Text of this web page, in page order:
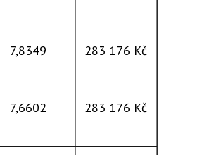
7,8349 283 176 Kč
7,6602 283 176 Kč